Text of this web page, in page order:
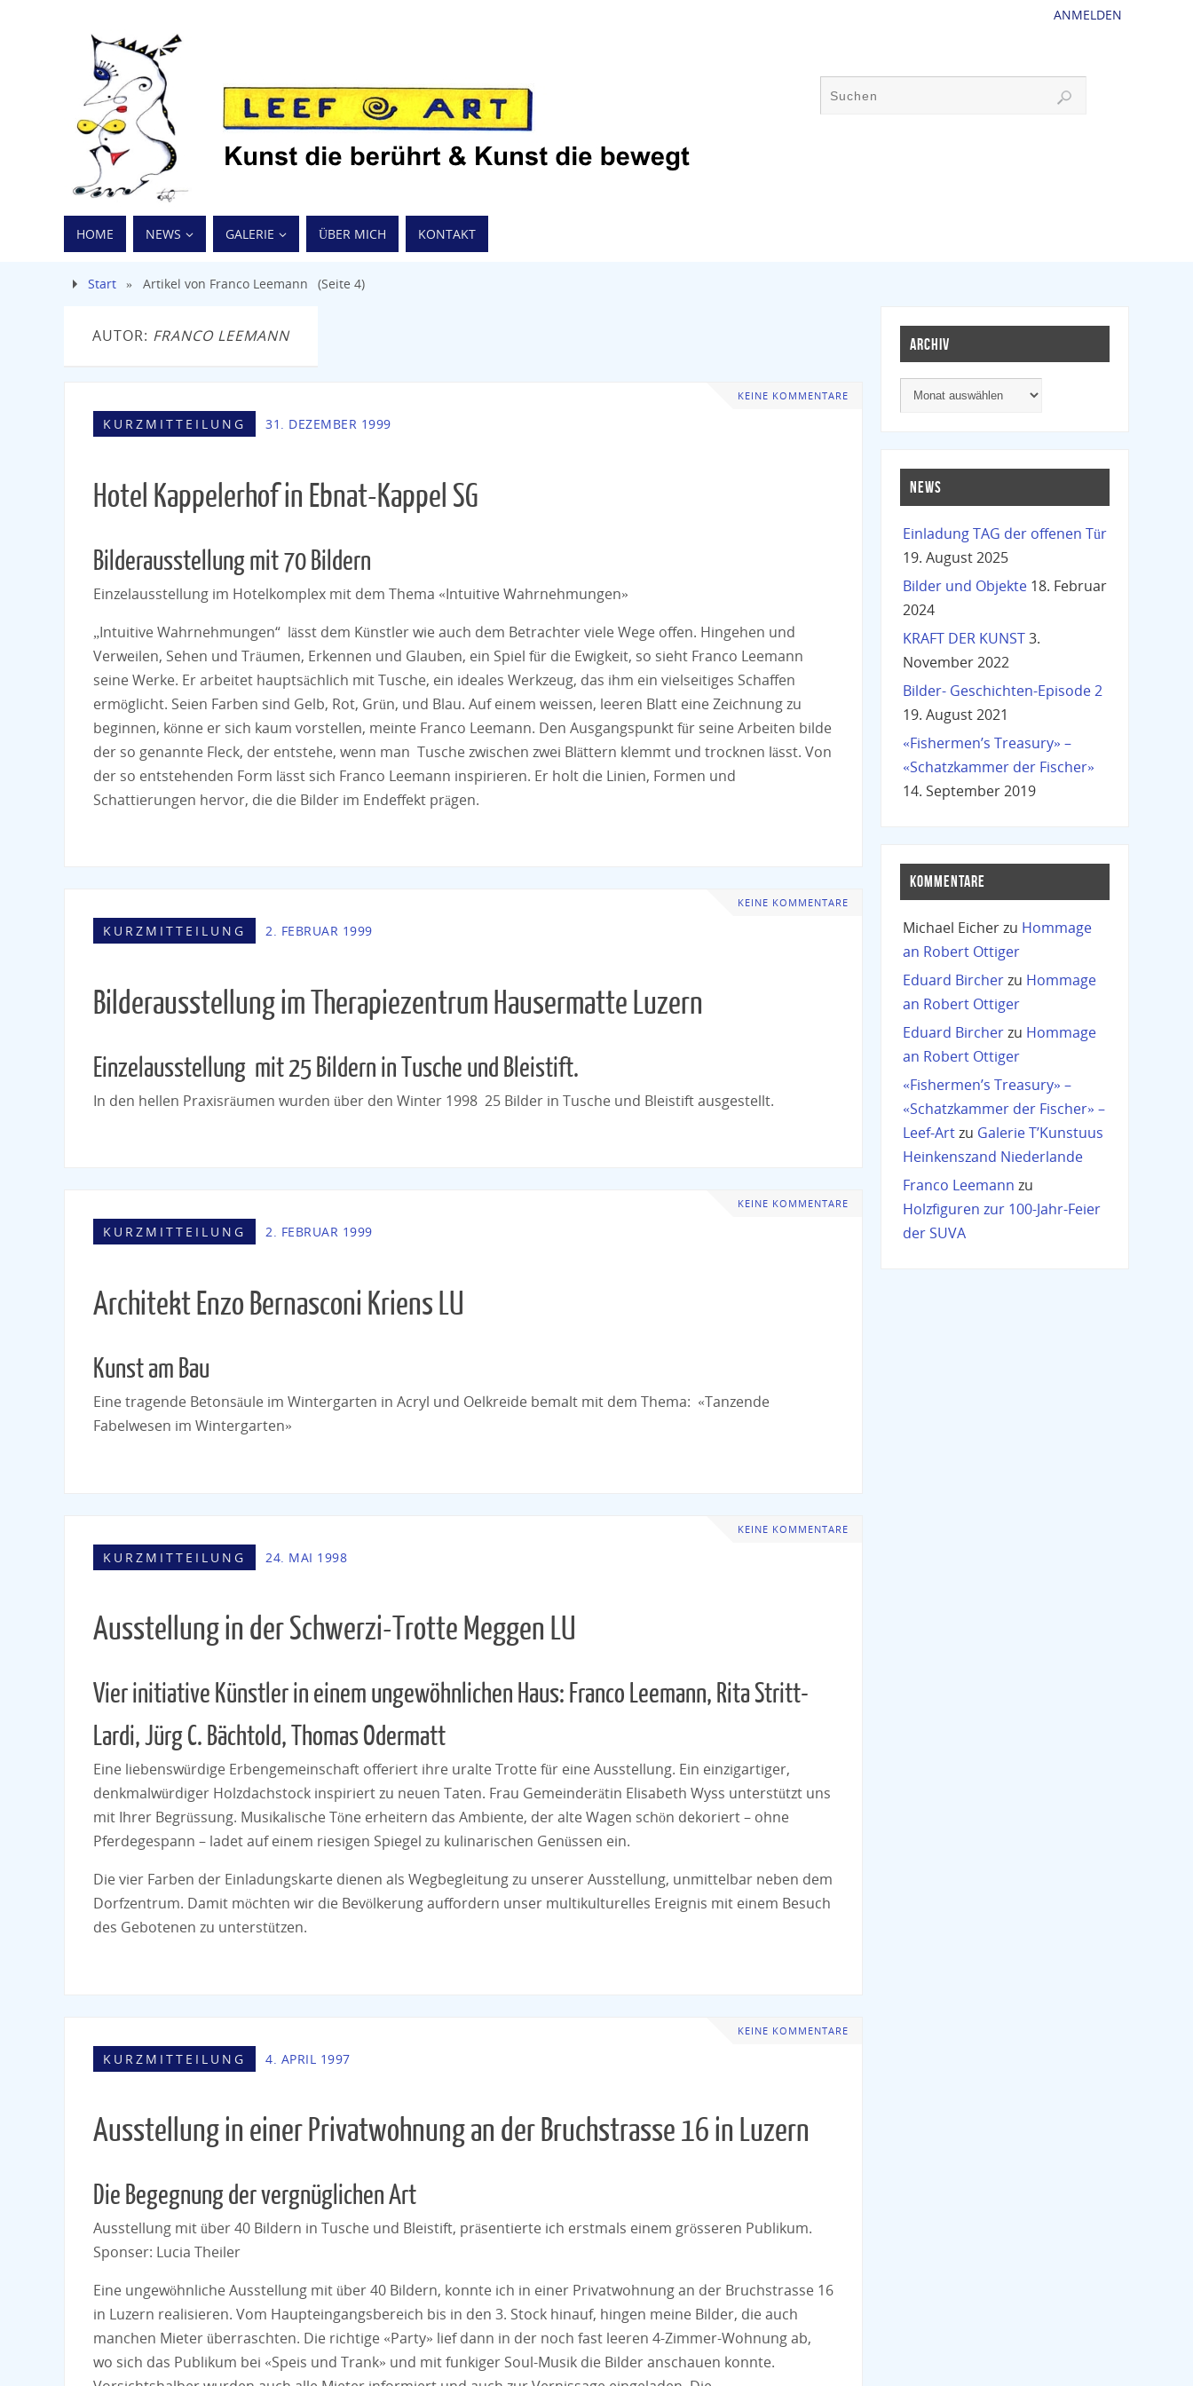
ANMELDEN
HOME NEWS GALERIE ÜBER MICH KONTAKT
Start » Artikel von Franco Leemann (Seite 4)
AUTOR: FRANCO LEEMANN
KEINE KOMMENTARE
KURZMITTEILUNG 31. DEZEMBER 1999
Hotel Kappelerhof in Ebnat-Kappel SG
Bilderausstellung mit 70 Bildern
Einzelausstellung im Hotelkomplex mit dem Thema «Intuitive Wahrnehmungen»
„Intuitive Wahrnehmungen“ lässt dem Künstler wie auch dem Betrachter viele Wege offen. Hingehen und
Verweilen, Sehen und Träumen, Erkennen und Glauben, ein Spiel für die Ewigkeit, so sieht Franco Leemann
seine Werke. Er arbeitet hauptsächlich mit Tusche, ein ideales Werkzeug, das ihm ein vielseitiges Schaffen
ermöglicht. Seien Farben sind Gelb, Rot, Grün, und Blau. Auf einem weissen, leeren Blatt eine Zeichnung zu
beginnen, könne er sich kaum vorstellen, meinte Franco Leemann. Den Ausgangspunkt für seine Arbeiten bilde
der so genannte Fleck, der entstehe, wenn man Tusche zwischen zwei Blättern klemmt und trocknen lässt. Von
der so entstehenden Form lässt sich Franco Leemann inspirieren. Er holt die Linien, Formen und
Schattierungen hervor, die die Bilder im Endeffekt prägen.
KEINE KOMMENTARE
KURZMITTEILUNG 2. FEBRUAR 1999
Bilderausstellung im Therapiezentrum Hausermatte Luzern
Einzelausstellung mit 25 Bildern in Tusche und Bleistift.
In den hellen Praxisräumen wurden über den Winter 1998 25 Bilder in Tusche und Bleistift ausgestellt.
KEINE KOMMENTARE
KURZMITTEILUNG 2. FEBRUAR 1999
Architekt Enzo Bernasconi Kriens LU
Kunst am Bau
Eine tragende Betonsäule im Wintergarten in Acryl und Oelkreide bemalt mit dem Thema: «Tanzende
Fabelwesen im Wintergarten»
KEINE KOMMENTARE
KURZMITTEILUNG 24. MAI 1998
Ausstellung in der Schwerzi-Trotte Meggen LU
Vier initiative Künstler in einem ungewöhnlichen Haus: Franco Leemann, Rita Stritt-
Lardi, Jürg C. Bächtold, Thomas Odermatt
Eine liebenswürdige Erbengemeinschaft offeriert ihre uralte Trotte für eine Ausstellung. Ein einzigartiger,
denkmalwürdiger Holzdachstock inspiriert zu neuen Taten. Frau Gemeinderätin Elisabeth Wyss unterstützt uns
mit Ihrer Begrüssung. Musikalische Töne erheitern das Ambiente, der alte Wagen schön dekoriert – ohne
Pferdegespann – ladet auf einem riesigen Spiegel zu kulinarischen Genüssen ein.
Die vier Farben der Einladungskarte dienen als Wegbegleitung zu unserer Ausstellung, unmittelbar neben dem
Dorfzentrum. Damit möchten wir die Bevölkerung auffordern unser multikulturelles Ereignis mit einem Besuch
des Gebotenen zu unterstützen.
KEINE KOMMENTARE
KURZMITTEILUNG 4. APRIL 1997
Ausstellung in einer Privatwohnung an der Bruchstrasse 16 in Luzern
Die Begegnung der vergnüglichen Art
Ausstellung mit über 40 Bildern in Tusche und Bleistift, präsentierte ich erstmals einem grösseren Publikum.
Sponser: Lucia Theiler
Eine ungewöhnliche Ausstellung mit über 40 Bildern, konnte ich in einer Privatwohnung an der Bruchstrasse 16
in Luzern realisieren. Vom Haupteingangsbereich bis in den 3. Stock hinauf, hingen meine Bilder, die auch
manchen Mieter überraschten. Die richtige «Party» lief dann in der noch fast leeren 4-Zimmer-Wohnung ab,
wo sich das Publikum bei «Speis und Trank» und mit funkiger Soul-Musik die Bilder anschauen konnte.
ARCHIV
NEWS
Einladung TAG der offenen Tür
19. August 2025
Bilder und Objekte 18. Februar
2024
KRAFT DER KUNST3.
November 2022
Bilder- Geschichten-Episode 2
19. August 2021
«Fishermen’s Treasury» –
«Schatzkammer der Fischer»
14. September 2019
KOMMENTARE
Michael Eicherzu Hommage
an Robert Ottiger
Eduard Bircherzu Hommage
an Robert Ottiger
Eduard Bircherzu Hommage
an Robert Ottiger
«Fishermen’s Treasury» –
«Schatzkammer der Fischer» –
Leef-Artzu Galerie T’Kunstuus
Heinkenszand Niederlande
Franco Leemann zu
Holzfiguren zur 100-Jahr-Feier
der SUVA